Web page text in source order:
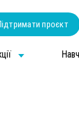
проєкт